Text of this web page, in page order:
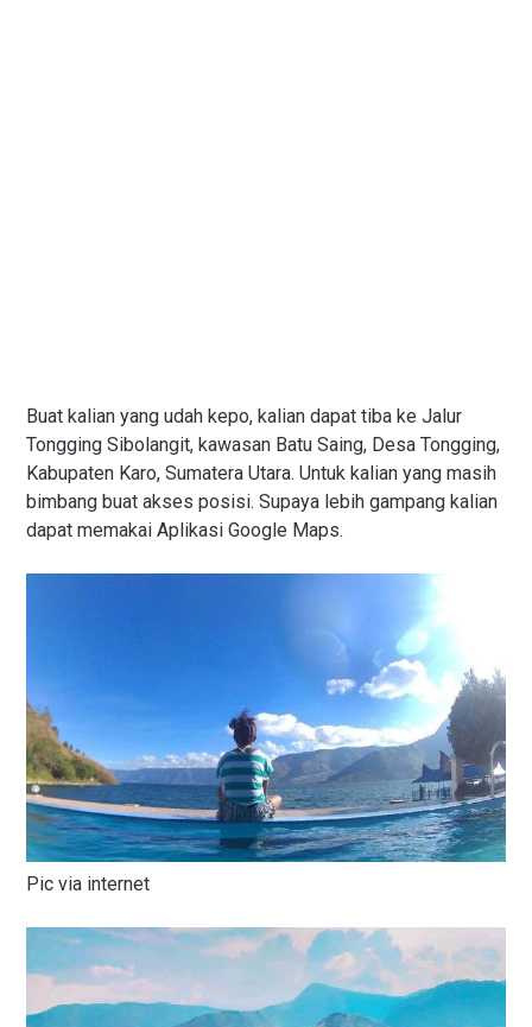
Buat kalian yang udah kepo, kalian dapat tiba ke Jalur
Tongging Sibolangit, kawasan Batu Saing, Desa Tongging,
Kabupaten Karo, Sumatera Utara. Untuk kalian yang masih
bimbang buat akses posisi. Supaya lebih gampang kalian
dapat memakai Aplikasi Google Maps.
Pic via internet